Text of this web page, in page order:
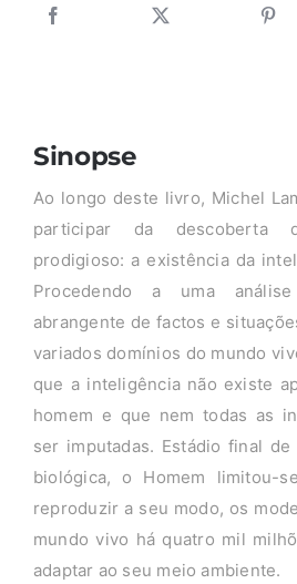
Sinopse
Ao longo deste livro, Michel
participar da descoberta
prodigioso: a existência da
Procedendo a uma
abrangente de factos e
variados domínios do mundo
que a inteligência não existe
homem e que nem todas as
ser imputadas. Estádio final
biológica, o Homem limitou-
reproduzir a seu modo, os
mundo vivo há quatro mil
adaptar ao seu meio ambiente.